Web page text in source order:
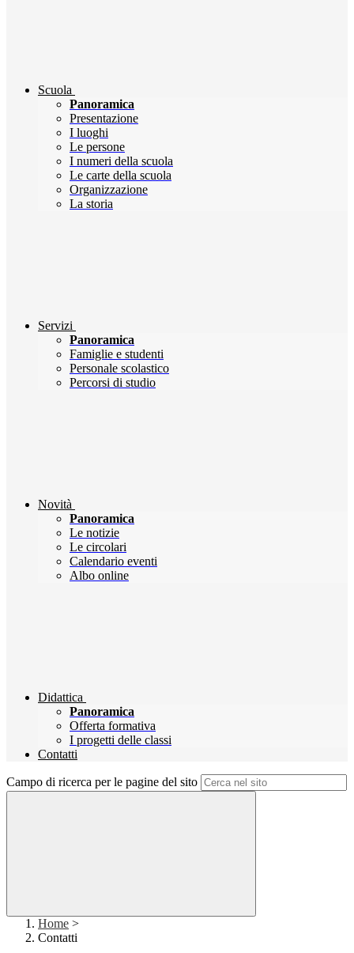
Scuola
Panoramica
Presentazione
I luoghi
Le persone
I numeri della scuola
Le carte della scuola
Organizzazione
La storia
Servizi
Panoramica
Famiglie e studenti
Personale scolastico
Percorsi di studio
Novità
Panoramica
Le notizie
Le circolari
Calendario eventi
Albo online
Didattica
Panoramica
Offerta formativa
I progetti delle classi
Contatti
Campo di ricerca per le pagine del sito
Home >
Contatti